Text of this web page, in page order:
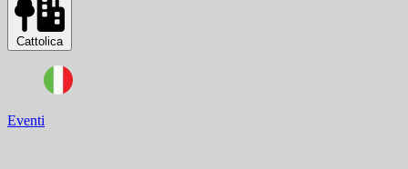
Cattolica
Eventi